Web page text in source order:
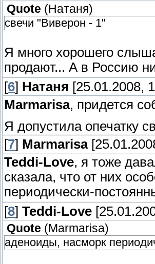
Quote ( Натаня)
свечи "Виверон - 1"
Я много хорошего
продают... А в Россию
[6] Натаня [25.01.2008,
Marmarisa, придется
Я допустила опечатку
[7] Marmarisa
Teddi-Love, я тоже
сказала, что от них
периодически-
[8] Teddi-Love
Quote (Marmarisa)
аденоиды, насморк